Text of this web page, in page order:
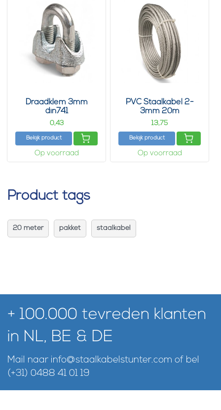
Draadklem 3mm
din741
0,43
Bekijk product
Op voorraad
PVC Staalkabel 2-
3mm 20m
13,75
Bekijk product
Op voorraad
Product tags
20 meter pakket staalkabel
+ 100.000 tevreden klanten
in NL, BE & DE
Mail naar info@staalkabelstunter.com of bel
(+31) 0488 41 01 19